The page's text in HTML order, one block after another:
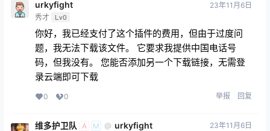
urkyfight
秀才 Lv0
23年11月6日
你好，我已经支付了这个插件的费用，但由于过度问
题，我无法下载该文件。 它要求我提供中国电话号
码，但我没有。 您能否添加另一个下载链接，无需登
录云端即可下载
0 0 举报 回复
维多护卫队 A M @ urkyfight 23年11月6日